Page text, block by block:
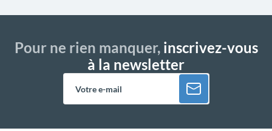
Pour ne rien manquer,inscrivez-vous
à la newsletter